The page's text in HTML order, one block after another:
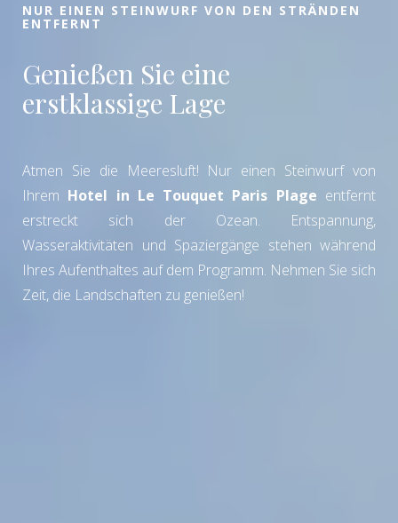
NUR EINEN STEINWURF VON DEN STRÄNDEN
ENTFERNT
Genießen Sie eine
erstklassige Lage
Atmen Sie die Meeresluft! Nur einen Steinwurf von
Ihrem Hotel in Le Touquet Paris Plage entfernt
erstreckt sich der Ozean. Entspannung,
Wasseraktivitäten und Spaziergänge stehen während
Ihres Aufenthaltes auf dem Programm. Nehmen Sie sich
Zeit, die Landschaften zu genießen!